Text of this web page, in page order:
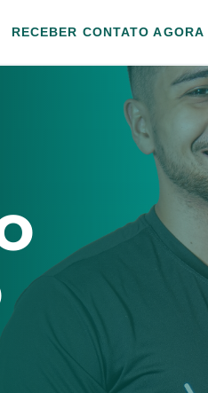
RECEBER CONTATO AGORA
ONLINE